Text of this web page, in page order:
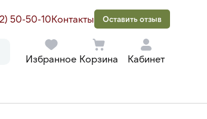
50-50-10Контакты Оставить отзыв
Избранное Корзина Кабинет